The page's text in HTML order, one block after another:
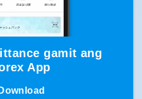
gamit ang
App